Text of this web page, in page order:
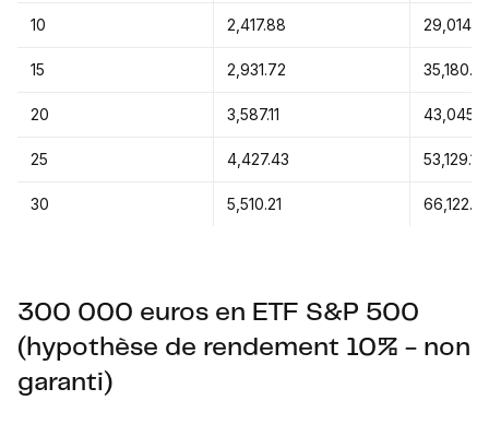
10 2,417.88
15 2,931.72
20 3,587.11
25 4,427.43 53,129.19
30 5,510.21 66,122.55
300 000 euros en ETF S&P 500
(hypothèse de rendement 10% - non
garanti)